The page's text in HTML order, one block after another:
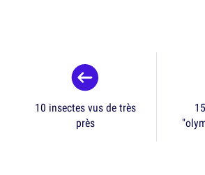
10 insectes vus de très
près